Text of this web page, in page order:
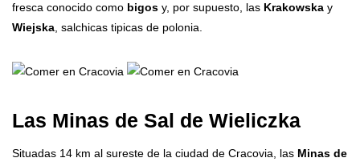
fresca conocido como bigos y, por supuesto, las Krakowska y
Wiejska , salchicas tipicas de polonia.
Las Minas de Sal de Wieliczka
Situadas 14 km al sureste de la ciudad de Cracovia, las Minas de